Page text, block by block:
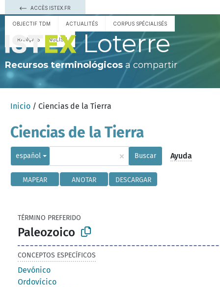
ACCÈS ISTEX.FR
OBJECTIF TDM ACTUALITÉS CORPUS SPÉCIALISÉS
FRANÇAIS ENGLISH Loterre
Recursos terminológicos a compartir
Inicio / Ciencias de la Tierra
Ciencias de la Tierra
español × Buscar Ayuda
MAPEAR ANOTAR DESCARGAR
TÉRMINO PREFERIDO
Paleozoico
CONCEPTOS ESPECÍFICOS
Devónico
Ordovícico